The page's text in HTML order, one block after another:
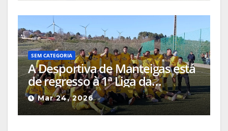
SEM CATEGORIA
A Desportiva de Manteigas está
de regresso à 1ª Liga da
Associação de Futebol da
Guarda
Mar 24, 2026